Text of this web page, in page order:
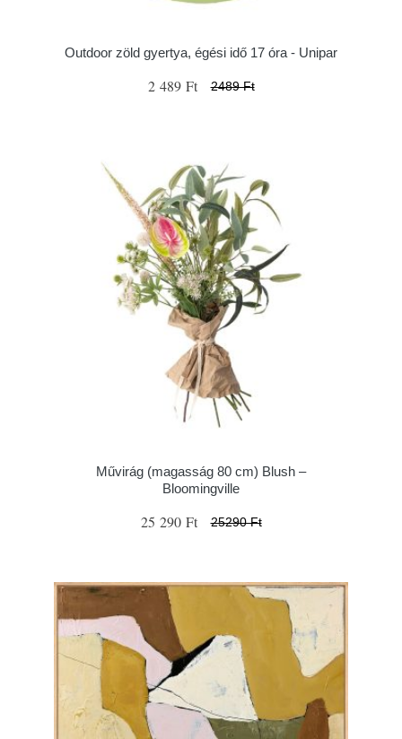
Outdoor zöld gyertya, égési idő 17 óra - Unipar
2 489 Ft 2489 Ft
Művirág (magasság 80 cm) Blush –
Bloomingville
25 290 Ft 25290 Ft